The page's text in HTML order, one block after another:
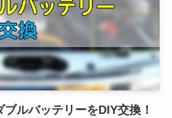
ブルバッテリーをDIY交換！